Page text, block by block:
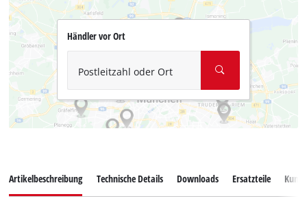
Händler vor Ort
Postleitzahl oder Ort
Artikelbeschreibung Technische Details Downloads Ersatzteile